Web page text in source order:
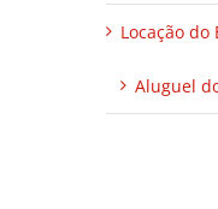
Locação do
Aluguel